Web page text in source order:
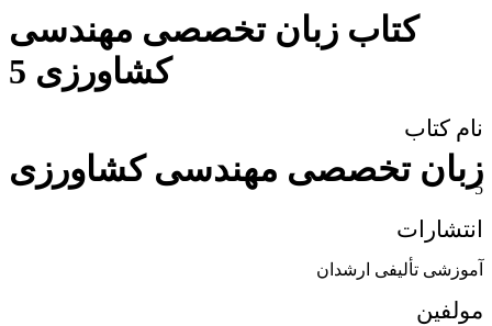
کتاب زبان تخصصی مهندسی
کشاورزی 5
نام کتاب
زبان تخصصی مهندسی کشاورزی
5
انتشارات
آموزشی تألیفی ارشدان
مولفین